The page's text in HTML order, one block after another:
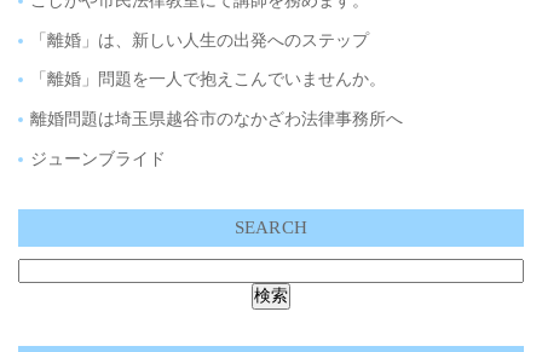
「離婚」は、新しい人生の出発へのステップ
「離婚」問題を一人で抱えこんでいませんか。
離婚問題は埼玉県越谷市のなかざわ法律事務所へ
ジューンブライド
SEARCH